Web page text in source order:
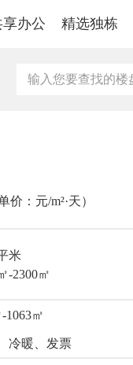
享办公 精选独栋
价：元/m²·天）
米
-2300㎡
-1063㎡
冷暖、发票